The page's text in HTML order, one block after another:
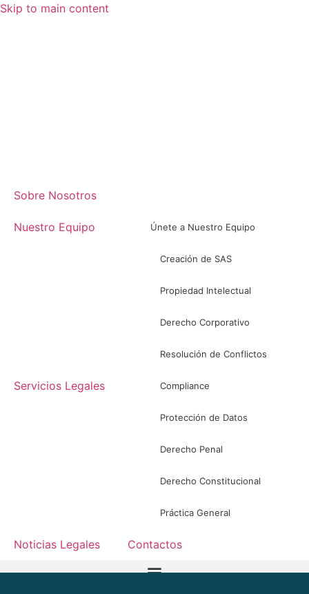
Skip to main content
Sobre Nosotros
Nuestro Equipo Únete a Nuestro Equipo
Servicios Legales
Creación de SAS
Propiedad Intelectual
Derecho Corporativo
Resolución de Conflictos
Compliance
Protección de Datos
Derecho Penal
Derecho Constitucional
Práctica General
Noticias Legales Contactos